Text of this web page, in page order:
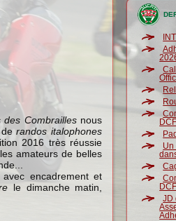
des Combraillesnous
randos italophones
2016 très réussie
amateurs de belles
encadrement et
le dimanche matin,
Un
JD